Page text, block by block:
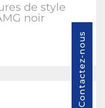
de style
noir
Contactez-nous